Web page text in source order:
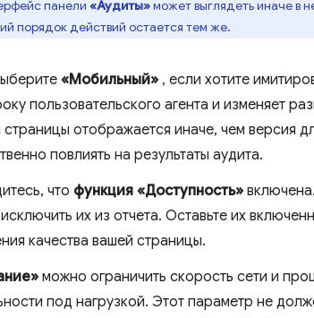
панели «Аудиты»может выглядеть иначе в
порядок действий остается тем же.
«Мобильный» , если хотите
пользовательского агента и изменяет
отображается иначе, чем версия
повлиять на результаты аудита.
что функция «Доступность»
их из отчета. Оставьте их
качества вашей страницы.
можно ограничить скорость сети и
под нагрузкой. Этот параметр не